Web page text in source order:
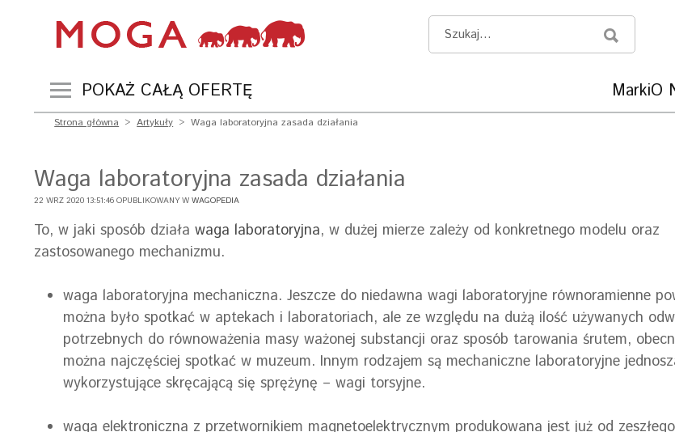
POKAŻ CAŁĄ OFERTĘ MarkiO
Strona główna > Artykuły > Waga laboratoryjna zasada działania
Waga laboratoryjna zasada działania
22 WRZ 2020 13:51:46 OPUBLIKOWANY W WAGOPEDIA
To, w jaki sposób działa waga laboratoryjna, w dużej mierze zależy od konkretnego modelu oraz
zastosowanego mechanizmu.
waga laboratoryjna mechaniczna. Jeszcze do niedawna wagi laboratoryjne równoramienne
można było spotkać w aptekach i laboratoriach, ale ze względu na dużą ilość używanych
potrzebnych do równoważenia masy ważonej substancji oraz sposób tarowania śrutem,
można najczęściej spotkać w muzeum. Innym rodzajem są mechaniczne laboratoryjne
wykorzystujące skręcającą się sprężynę – wagi torsyjne.
waga elektroniczna z przetwornikiem magnetoelektrycznym produkowana jest już od